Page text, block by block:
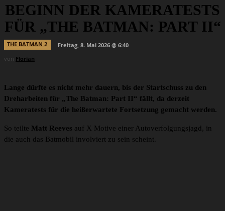
BEGINN DER KAMERATESTS
FÜR „THE BATMAN: PART II“
THE BATMAN 2
Freitag, 8. Mai 2026 @ 6:40
von Florian
Lange dürfte es nicht mehr dauern, bis der Startschuss zu den
Dreharbeiten für „The Batman: Part II“ fällt, da derzeit
Kameratests für die heißerwartete Fortsetzung gemacht werden.
So teilte Matt Reeves auf X Motive einer Autoverfolgungsjagd, in
die auch das Batmobil involviert zu sein scheint.